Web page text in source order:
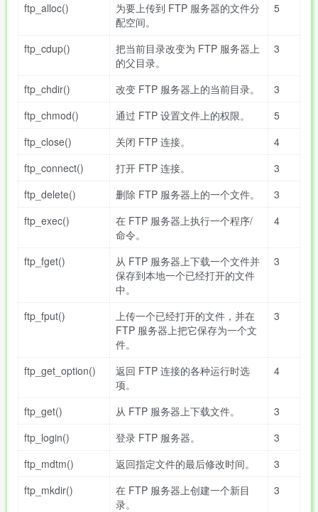
ftp_alloc()
为要上传到 FTP 服务器的文件分
配空间。
5
ftp_cdup()
把当前目录改变为 FTP 服务器上
的父目录。
3
ftp_chdir() 改变 FTP 服务器上的当前目录。
3
ftp_chmod()
通过 FTP 设置文件上的权限。
5
ftp_close()
关闭 FTP 连接。
4
ftp_connect()
打开 FTP 连接。
3
ftp_delete()
删除 FTP 服务器上的一个文件。
3
ftp_exec()
在 FTP 服务器上执行一个程序/
命令。
4
ftp_fget()
从 FTP 服务器上下载一个文件并
保存到本地一个已经打开的文件
中。
3
ftp_fput()
上传一个已经打开的文件，并在
FTP 服务器上把它保存为一个文
件。
3
ftp_get_option()
返回 FTP 连接的各种运行时选
项。
4
ftp_get() 从 FTP 服务器上下载文件。
3
ftp_login()
登录 FTP 服务器。
3
ftp_mdtm()
返回指定文件的最后修改时间。
3
ftp_mkdir()
在 FTP 服务器上创建一个新目
录。
3